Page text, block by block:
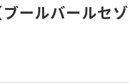
ールバールセ